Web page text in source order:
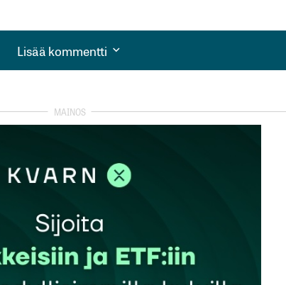
Lisää kommentti
Lisää kommentti